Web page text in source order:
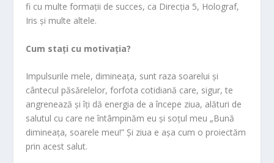
fi cu multe formații de succes, ca Direcția 5, Holograf,
Iris și multe altele.
Cum stați cu motivația?
Impulsurile mele, dimineața, sunt raza soarelui și
cântecul păsărelelor, forfota cotidiană care, sigur, te
angrenează și îți dă energia de a începe ziua, alături de
salutul cu care ne întâmpinăm eu și soțul meu „Bună
dimineața, soarele meu!” Și ziua e așa cum o proiectăm
prin acest salut.